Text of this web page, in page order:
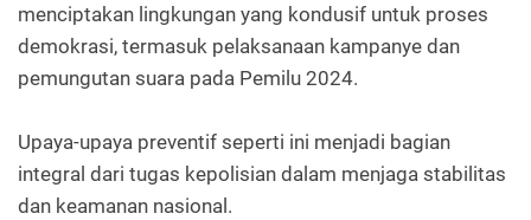
menciptakan lingkungan yang kondusif untuk proses
demokrasi, termasuk pelaksanaan kampanye dan
pemungutan suara pada Pemilu 2024.
Upaya-upaya preventif seperti ini menjadi bagian
integral dari tugas kepolisian dalam menjaga stabilitas
dan keamanan nasional.